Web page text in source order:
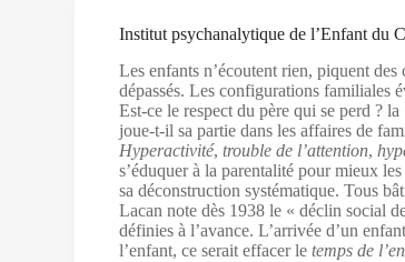
Institut psychanalytique de l’Enfant du
Les enfants n’écoutent rien, piquent
dépassés. Les configurations familiales
Est-ce le respect du père qui se perd ?
joue-t-il sa partie dans les affaires de
Hyperactivité,trouble de l’attention,
s’éduquer à la parentalité pour mieux
sa déconstruction systématique. Tous
Lacan note dès 1938 le « déclin social
définies à l’avance. L’arrivée d’un
l’enfant, ce serait effacer letemps de